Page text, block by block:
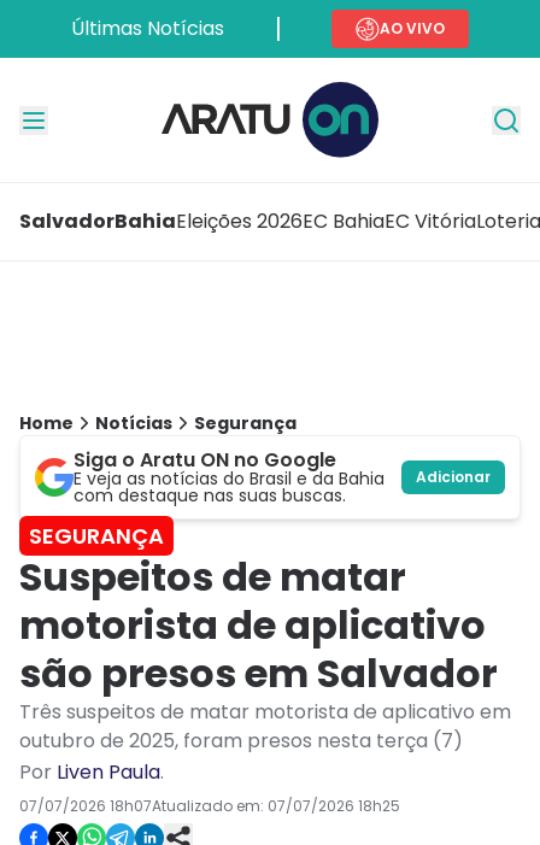
Últimas Notícias AO VIVO
SalvadorBahiaEleições 2026EC BahiaEC Vitória
Home Notícias Segurança
Siga o Aratu ON no Google
E veja as notícias do Brasil e da Bahia
com destaque nas suas buscas.
Adicionar
SEGURANÇA
Suspeitos de matar
motorista de aplicativo
são presos em Salvador
Três suspeitos de matar motorista de aplicativo em
outubro de 2025, foram presos nesta terça (7)
Por Liven Paula.
07/07/2026 18h07Atualizado em: 07/07/2026 18h25